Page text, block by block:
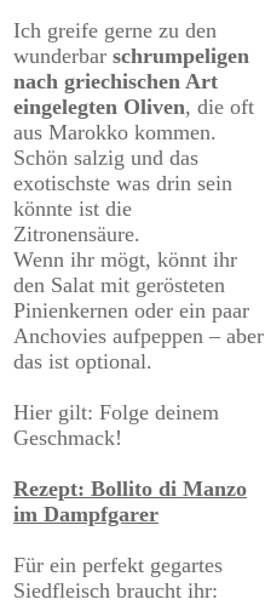
Ich greife gerne zu den
wunderbar schrumpeligen
nach griechischen Art
eingelegten Oliven, die oft
aus Marokko kommen.
Schön salzig und das
exotischste was drin sein
könnte ist die
Zitronensäure.
Wenn ihr mögt, könnt ihr
den Salat mit gerösteten
Pinienkernen oder ein paar
Anchovies aufpeppen – aber
das ist optional.
Hier gilt: Folge deinem
Geschmack!
Rezept: Bollito di Manzo
im Dampfgarer
Für ein perfekt gegartes
Siedfleisch braucht ihr:​